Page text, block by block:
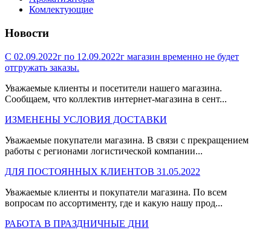
Комлектующие
Новости
С 02.09.2022г по 12.09.2022г магазин временно не будет
отгружать заказы.
Уважаемые клиенты и посетители нашего магазина.
Сообщаем, что коллектив интернет-магазина в сент...
ИЗМЕНЕНЫ УСЛОВИЯ ДОСТАВКИ
Уважаемые покупатели магазина. В связи с прекращением
работы с регионами логистической компании...
ДЛЯ ПОСТОЯННЫХ КЛИЕНТОВ 31.05.2022
Уважаемые клиенты и покупатели магазина. По всем
вопросам по ассортименту, где и какую нашу прод...
РАБОТА В ПРАЗДНИЧНЫЕ ДНИ